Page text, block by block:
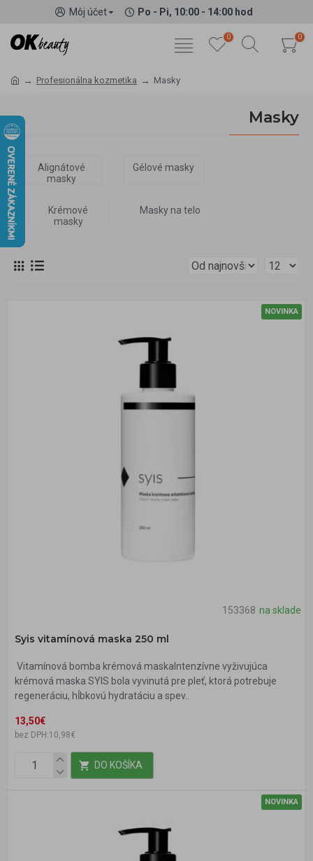
Môj účet Po - Pi, 10:00 - 14:00 hod
0 0
Profesionálna kozmetika Masky
Masky
Alignátové
masky
Gélové masky
Krémové
masky
Masky na telo
NOVINKA
153368 na sklade
Syis vitamínová maska 250 ml
Vitamínová bomba krémová maskaIntenzívne vyživujúca
krémová maska SYIS bola vyvinutá pre pleť, ktorá potrebuje
regeneráciu, hĺbkovú hydratáciu a spev..
13,50€
bez DPH:10,98€
DO KOŠÍKA
NOVINKA